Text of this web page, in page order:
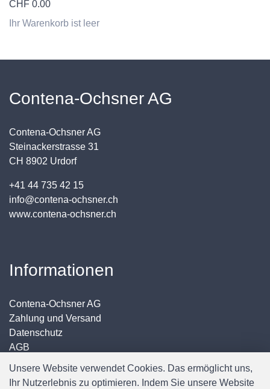
CHF 0.00
Ihr Warenkorb ist leer
Contena-Ochsner AG
Contena-Ochsner AG
Steinackerstrasse 31
CH 8902 Urdorf
+41 44 735 42 15
info@contena-ochsner.ch
www.contena-ochsner.ch
Informationen
Contena-Ochsner AG
Zahlung und Versand
Datenschutz
AGB
Impressum
Unsere Website verwendet Cookies. Das ermöglicht uns,
Ihr Nutzerlebnis zu optimieren. Indem Sie unsere Website